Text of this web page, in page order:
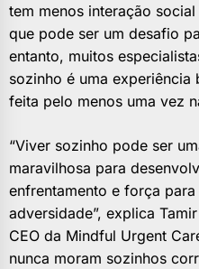
tem menos interação
que pode ser um desafio
entanto, muitos
sozinho é uma experiência
feita pelo menos uma vez
“Viver sozinho pode ser
maravilhosa para
enfrentamento e força
adversidade”, explica
CEO da Mindful Urgent
nunca moram sozinhos